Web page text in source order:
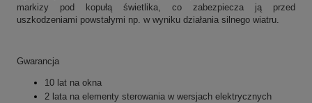
markizy pod kopułą świetlika, co zabezpiecza ją przed
uszkodzeniami powstałymi np. w wyniku działania silnego wiatru.
Gwarancja
10 lat na okna
2 lata na elementy sterowania w wersjach elektrycznych